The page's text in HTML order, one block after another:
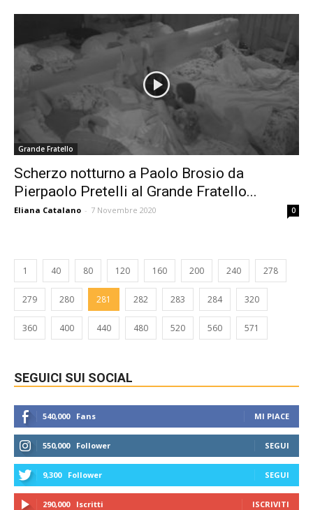
Grande Fratello
Scherzo notturno a Paolo Brosio da
Pierpaolo Pretelli al Grande Fratello...
Eliana Catalano - 7 Novembre 2020 0
1 40 80 120 160 200 240 278
279 280 281 282 283 284 320
360 400 440 480 520 560 571
SEGUICI SUI SOCIAL
540,000 Fans MI PIACE
550,000 Follower SEGUI
9,300 Follower SEGUI
290,000 Iscritti ISCRIVITI